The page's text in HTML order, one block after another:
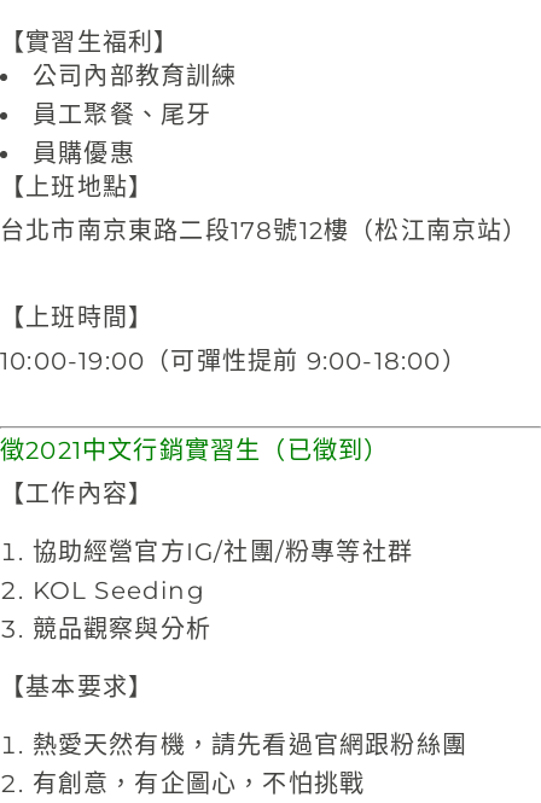
【實習生福利】
公司內部教育訓練
員工聚餐、尾牙
員購優惠
【上班地點】
台北市南京東路二段178號12樓（松江南京站）
【上班時間】
10:00-19:00（可彈性提前 9:00-18:00）
徵2021中文行銷實習生（已徵到）
【工作內容】
協助經營官方IG/社團/粉專等社群
KOL Seeding
競品觀察與分析
【基本要求】
熱愛天然有機，請先看過官網跟粉絲團
有創意，有企圖心，不怕挑戰